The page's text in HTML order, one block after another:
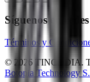
Síguenos en redes
Términos y
© 2026 TINCADIA.
Botopia Technology